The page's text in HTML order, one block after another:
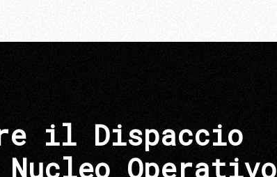
il Dispaccio
Operativo